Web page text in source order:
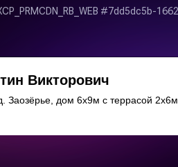
Викторович
Заозёрье, дом 6х9м с террасой 2х6м